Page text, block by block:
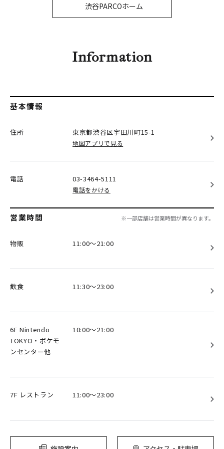
渋谷PARCOホーム
Information
基本情報
住所 東京都渋谷区宇田川町15-1
地図アプリで見る
電話 03-3464-5111
電話をかける
営業時間 ※一部店舗は営業時間が異なります。
物販 11:00～21:00
飲食 11:30～23:00
6F Nintendo
TOKYO・ポケモ
ンセンター他
10:00～21:00
7F レストラン 11:00～23:00